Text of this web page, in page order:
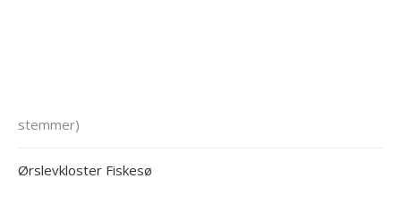
stemmer)
Ørslevkloster Fiskesø